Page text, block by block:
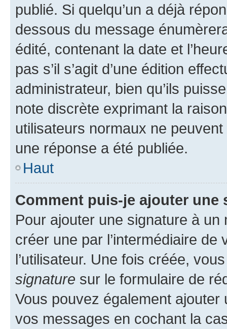
publié. Si quelqu’un a déjà
dessous du message
édité, contenant la date et
pas s’il s’agit d’une édition
administrateur, bien qu’ils
note discrète exprimant la
utilisateurs normaux ne
une réponse a été publiée.
Haut
Comment puis-je ajouter une
Pour ajouter une signature à un
créer une par l’intermédiaire
l’utilisateur. Une fois créée,
signature sur le formulaire de
Vous pouvez également
vos messages en cochant la